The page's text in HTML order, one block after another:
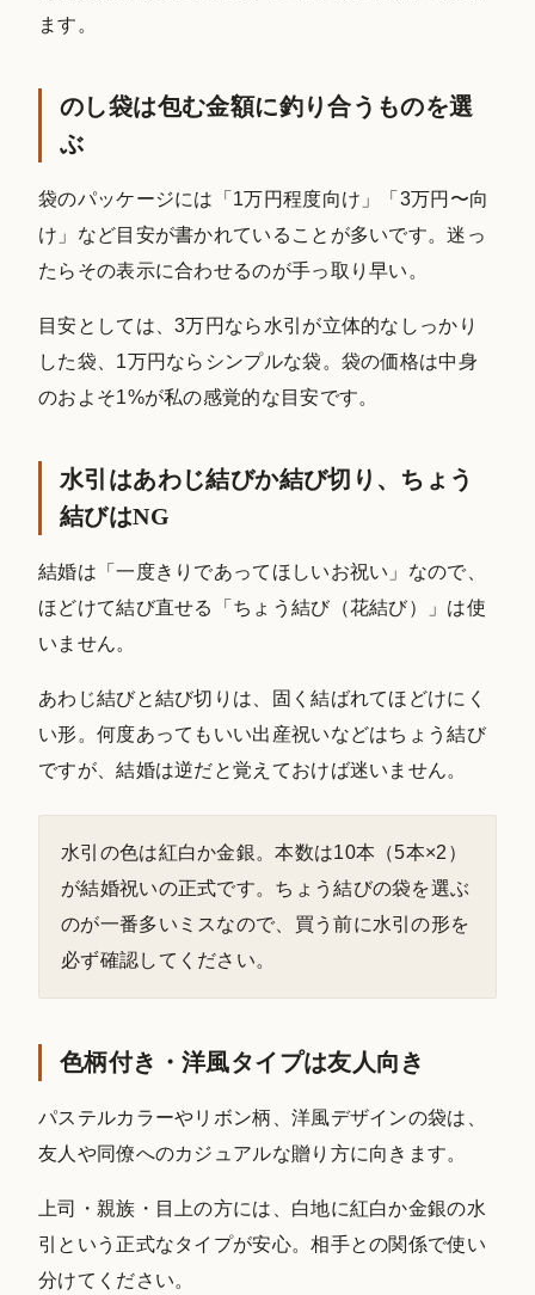
ます。
のし袋は包む金額に釣り合うものを選
ぶ
袋のパッケージには「1万円程度向け」「3万円〜向
け」など目安が書かれていることが多いです。迷っ
たらその表示に合わせるのが手っ取り早い。
目安としては、3万円なら水引が立体的なしっかり
した袋、1万円ならシンプルな袋。袋の価格は中身
のおよそ1%が私の感覚的な目安です。
水引はあわじ結びか結び切り、ちょう
結びはNG
結婚は「一度きりであってほしいお祝い」なので、
ほどけて結び直せる「ちょう結び（花結び）」は使
いません。
あわじ結びと結び切りは、固く結ばれてほどけにく
い形。何度あってもいい出産祝いなどはちょう結び
ですが、結婚は逆だと覚えておけば迷いません。
水引の色は紅白か金銀。本数は10本（5本×2）
が結婚祝いの正式です。ちょう結びの袋を選ぶ
のが一番多いミスなので、買う前に水引の形を
必ず確認してください。
色柄付き・洋風タイプは友人向き
パステルカラーやリボン柄、洋風デザインの袋は、
友人や同僚へのカジュアルな贈り方に向きます。
上司・親族・目上の方には、白地に紅白か金銀の水
引という正式なタイプが安心。相手との関係で使い
分けてください。